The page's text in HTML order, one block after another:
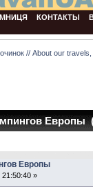
КОНТАКТЫ
// About our
Европы
Европы
»